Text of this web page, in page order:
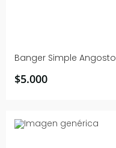
Banger Simple Angosto
$5.000